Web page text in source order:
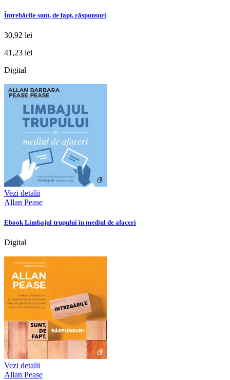
Întrebările sunt, de fapt, răspunsuri
30,92 lei
41,23 lei
Digital
Vezi detalii
Allan Pease
Ebook Limbajul trupului în mediul de afaceri
Digital
Vezi detalii
Allan Pease